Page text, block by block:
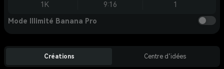
1K 9:16 1
Mode Illimité Banana Pro
Créations Centre d’idées